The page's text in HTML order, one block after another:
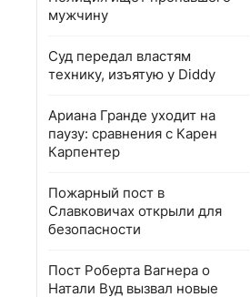
мужчину
Суд передал властям
технику, изъятую у Diddy
Ариана Гранде уходит на
паузу: сравнения с Карен
Карпентер
Пожарный пост в
Славковичах открыли для
безопасности
Пост Роберта Вагнера о
Натали Вуд вызвал новые